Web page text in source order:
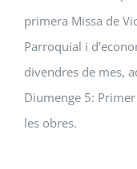
primera Missa de
Parroquial i
divendres de mes,
Diumenge 5: Primer
les obres.